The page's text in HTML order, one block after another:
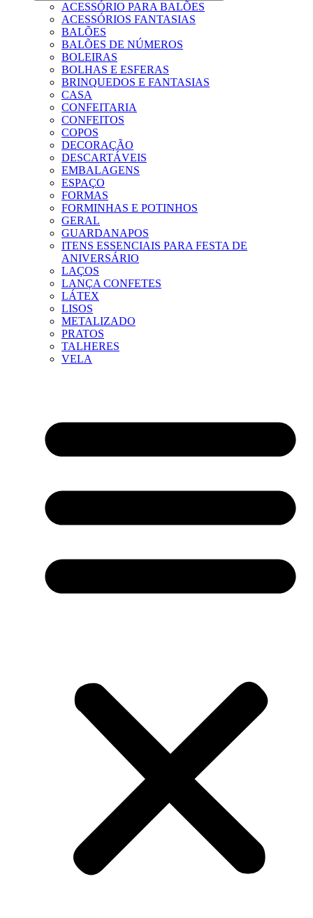
ACESSÓRIO PARA BALÕES
ACESSÓRIOS FANTASIAS
BALÕES
BALÕES DE NÚMEROS
BOLEIRAS
BOLHAS E ESFERAS
BRINQUEDOS E FANTASIAS
CASA
CONFEITARIA
CONFEITOS
COPOS
DECORAÇÃO
DESCARTÁVEIS
EMBALAGENS
ESPAÇO
FORMAS
FORMINHAS E POTINHOS
GERAL
GUARDANAPOS
ITENS ESSENCIAIS PARA FESTA DE
ANIVERSÁRIO
LAÇOS
LANÇA CONFETES
LÁTEX
LISOS
METALIZADO
PRATOS
TALHERES
VELA